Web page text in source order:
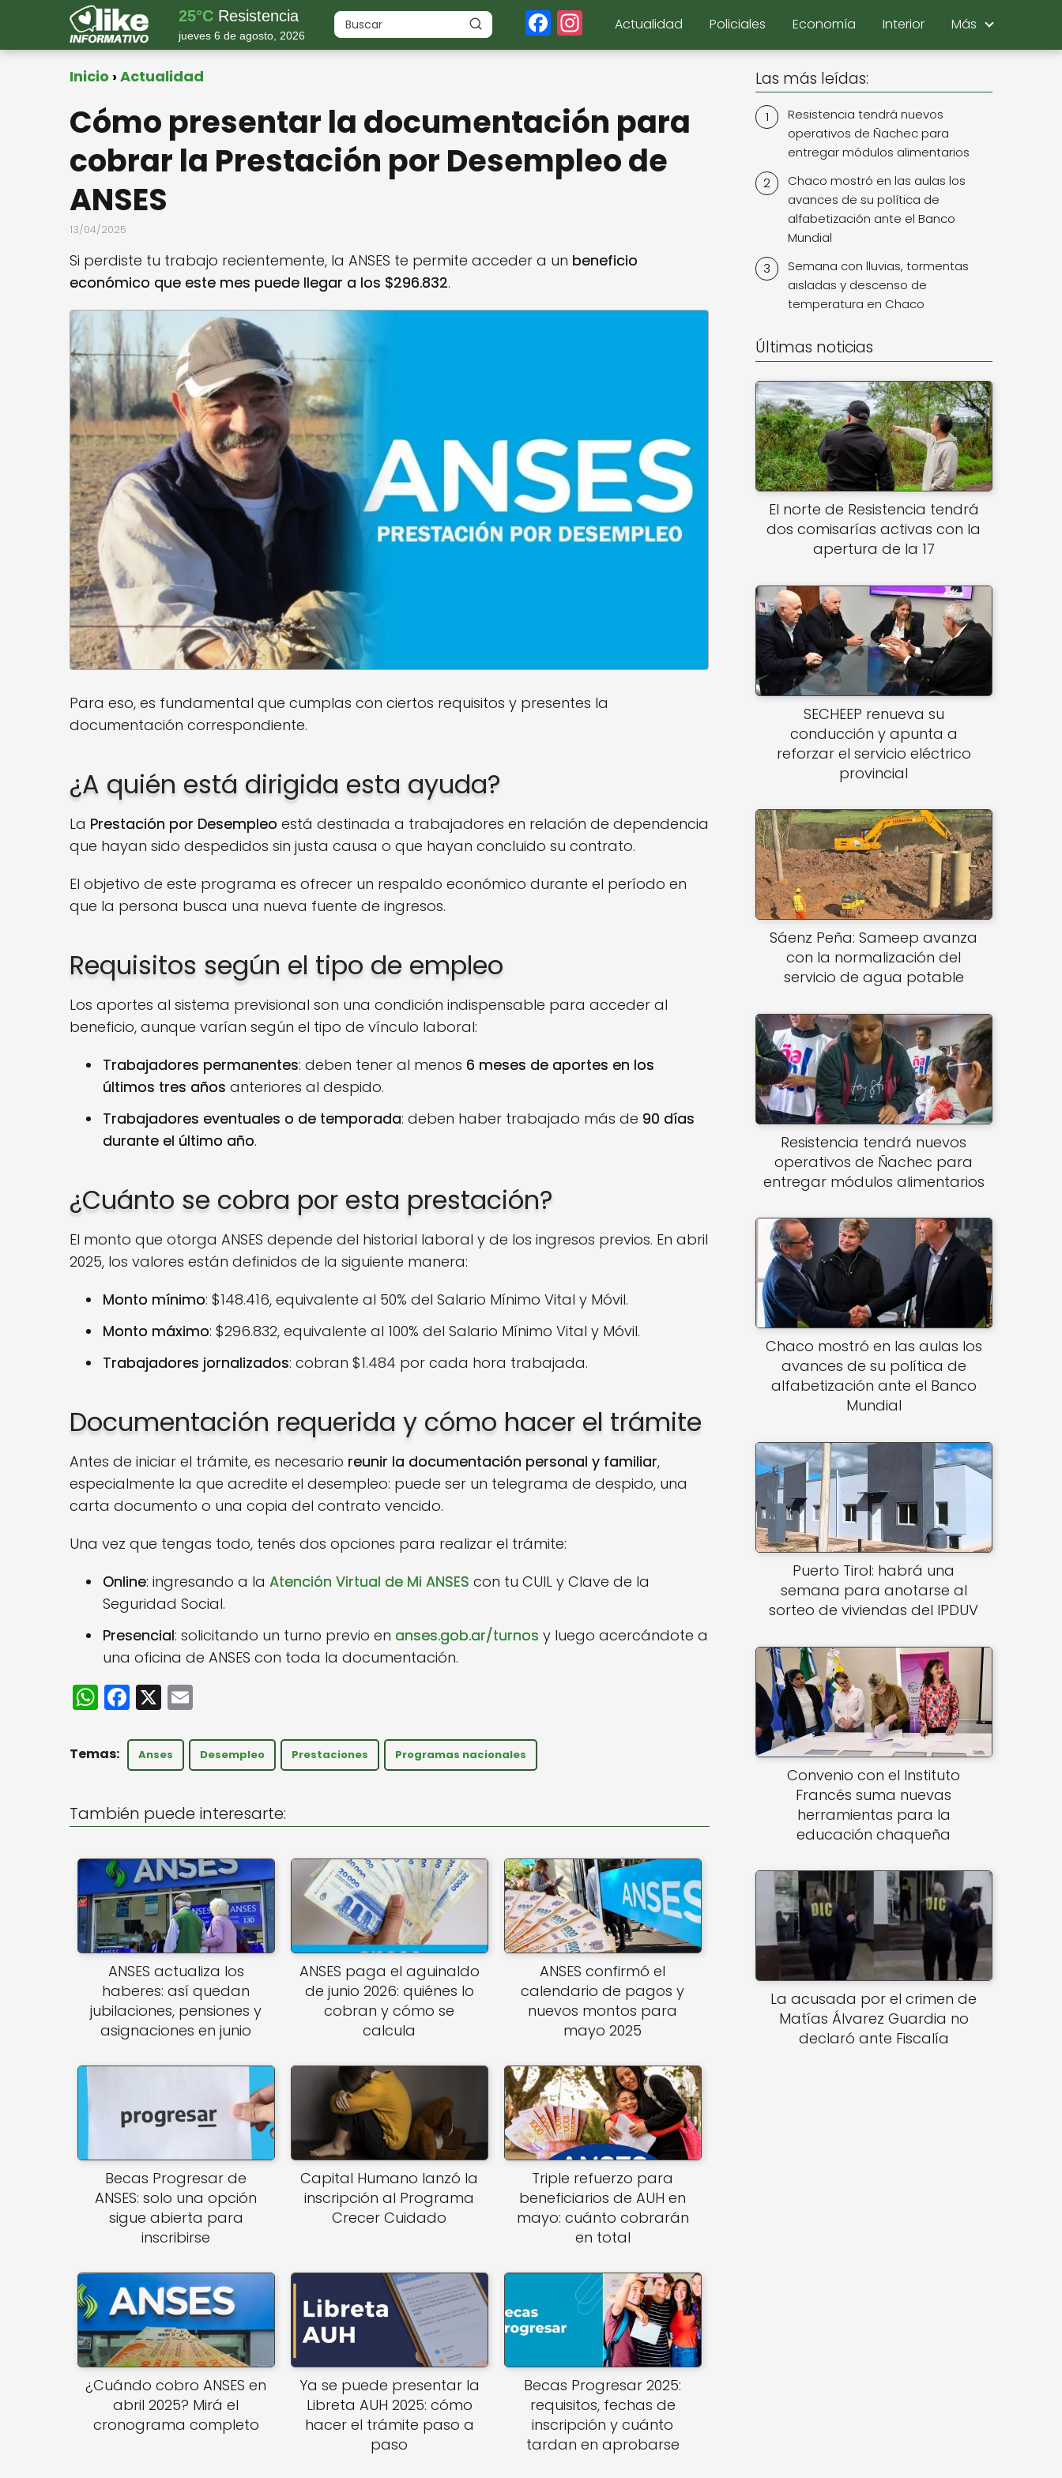
25°CResistencia
jueves 6 de agosto, 2026 F
a
b
o
o
In
st
g
r
a
m
Actualidad Policiales Economía Interior Más
Inicio Actualidad
Cómo presentar la documentación para
cobrar la Prestación por Desempleo de
ANSES
13/04/2025
Si perdiste tu trabajo recientemente, la ANSES te permite acceder a un beneficio
económico que este mes puede llegar a los $296.832.
Para eso, es fundamental que cumplas con ciertos requisitos y presentes la
documentación correspondiente.
¿A quién está dirigida esta ayuda?
La Prestación por Desempleo está destinada a trabajadores en relación de dependencia
que hayan sido despedidos sin justa causa o que hayan concluido su contrato.
El objetivo de este programa es ofrecer un respaldo económico durante el período en
que la persona busca una nueva fuente de ingresos.
Requisitos según el tipo de empleo
Los aportes al sistema previsional son una condición indispensable para acceder al
beneficio, aunque varían según el tipo de vínculo laboral:
Trabajadores permanentes: deben tener al menos 6 meses de aportes en los
últimos tres años anteriores al despido.
Trabajadores eventuales o de temporada: deben haber trabajado más de 90 días
durante el último año.
¿Cuánto se cobra por esta prestación?
El monto que otorga ANSES depende del historial laboral y de los ingresos previos. En abril
2025, los valores están definidos de la siguiente manera:
Monto mínimo: $148.416, equivalente al 50% del Salario Mínimo Vital y Móvil.
Monto máximo: $296.832, equivalente al 100% del Salario Mínimo Vital y Móvil.
Trabajadores jornalizados: cobran $1.484 por cada hora trabajada.
Documentación requerida y cómo hacer el trámite
Antes de iniciar el trámite, es necesario reunir la documentación personal y familiar,
especialmente la que acredite el desempleo: puede ser un telegrama de despido, una
carta documento o una copia del contrato vencido.
Una vez que tengas todo, tenés dos opciones para realizar el trámite:
Online: ingresando a la Atención Virtual de Mi ANSES con tu CUIL y Clave de la
Seguridad Social.
Presencial: solicitando un turno previo en anses.gob.ar/turnos y luego acercándote a
una oficina de ANSES con toda la documentación.
W
h
a
A
p
F
a
c
e
o
k
X
ai
l
Anses Desempleo Prestaciones Programas nacionales
También puede interesarte:
ANSES actualiza los
haberes: así quedan
jubilaciones, pensiones y
asignaciones en junio
ANSES paga el aguinaldo
de junio 2026: quiénes lo
cobran y cómo se
calcula
ANSES confirmó el
calendario de pagos y
nuevos montos para
mayo 2025
Becas Progresar de
ANSES: solo una opción
sigue abierta para
inscribirse
Capital Humano lanzó la
inscripción al Programa
Crecer Cuidado
Triple refuerzo para
beneficiarios de AUH en
mayo: cuánto cobrarán
en total
¿Cuándo cobro ANSES en
abril 2025? Mirá el
cronograma completo
Ya se puede presentar la
Libreta AUH 2025: cómo
hacer el trámite paso a
paso
Becas Progresar 2025:
requisitos, fechas de
inscripción y cuánto
tardan en aprobarse
Las más leídas:
Resistencia tendrá nuevos
operativos de Ñachec para
entregar módulos alimentarios
Chaco mostró en las aulas los
avances de su política de
alfabetización ante el Banco
Mundial
Semana con lluvias, tormentas
aisladas y descenso de
temperatura en Chaco
Últimas noticias
El norte de Resistencia tendrá
dos comisarías activas con la
apertura de la 17
SECHEEP renueva su
conducción y apunta a
reforzar el servicio eléctrico
provincial
Sáenz Peña: Sameep avanza
con la normalización del
servicio de agua potable
Resistencia tendrá nuevos
operativos de Ñachec para
entregar módulos alimentarios
Chaco mostró en las aulas los
avances de su política de
alfabetización ante el Banco
Mundial
Puerto Tirol: habrá una
semana para anotarse al
sorteo de viviendas del IPDUV
Convenio con el Instituto
Francés suma nuevas
herramientas para la
educación chaqueña
La acusada por el crimen de
Matías Álvarez Guardia no
declaró ante Fiscalía